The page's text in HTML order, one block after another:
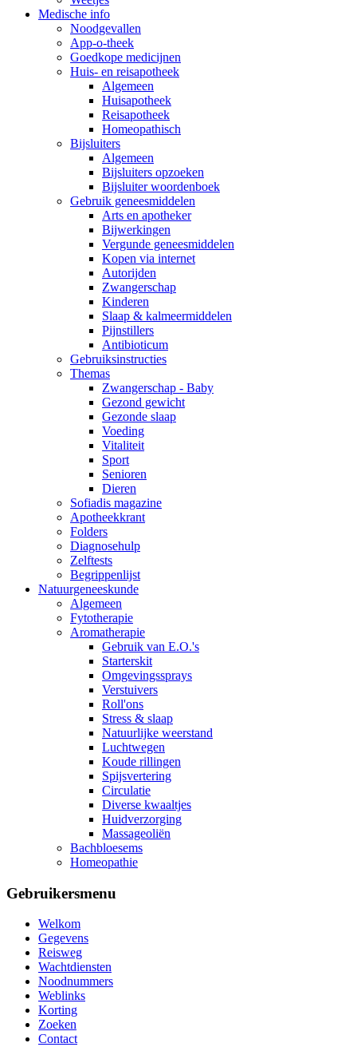
Medische info
Noodgevallen
App-o-theek
Goedkope medicijnen
Huis- en reisapotheek
Algemeen
Huisapotheek
Reisapotheek
Homeopathisch
Bijsluiters
Algemeen
Bijsluiters opzoeken
Bijsluiter woordenboek
Gebruik geneesmiddelen
Arts en apotheker
Bijwerkingen
Vergunde geneesmiddelen
Kopen via internet
Autorijden
Zwangerschap
Kinderen
Slaap & kalmeermiddelen
Pijnstillers
Antibioticum
Gebruiksinstructies
Themas
Zwangerschap - Baby
Gezond gewicht
Gezonde slaap
Voeding
Vitaliteit
Sport
Senioren
Dieren
Sofiadis magazine
Apotheekkrant
Folders
Diagnosehulp
Zelftests
Begrippenlijst
Natuurgeneeskunde
Algemeen
Fytotherapie
Aromatherapie
Gebruik van E.O.'s
Starterskit
Omgevingssprays
Verstuivers
Roll'ons
Stress & slaap
Natuurlijke weerstand
Luchtwegen
Koude rillingen
Spijsvertering
Circulatie
Diverse kwaaltjes
Huidverzorging
Massageoliën
Bachbloesems
Homeopathie
Gebruikersmenu
Welkom
Gegevens
Reisweg
Wachtdiensten
Noodnummers
Weblinks
Korting
Zoeken
Contact